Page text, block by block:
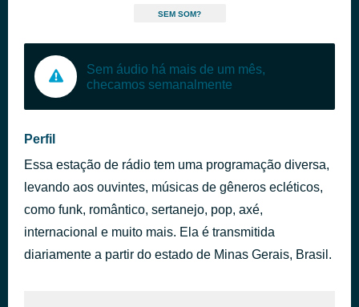
SEM SOM?
Sem áudio há mais de um mês,
checamos semanalmente
Perfil
Essa estação de rádio tem uma programação diversa,
levando aos ouvintes, músicas de gêneros ecléticos,
como funk, romântico, sertanejo, pop, axé,
internacional e muito mais. Ela é transmitida
diariamente a partir do estado de Minas Gerais, Brasil.